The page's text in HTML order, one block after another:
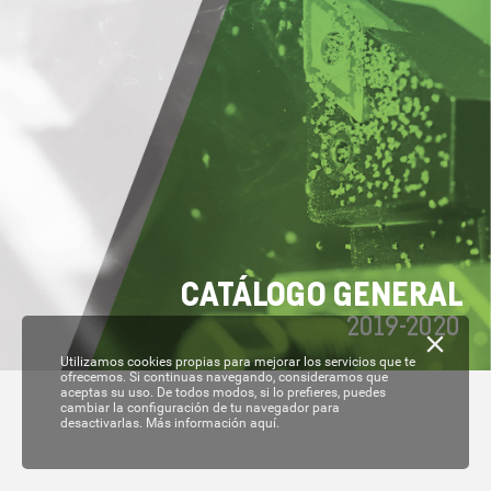
2019-2020
CATÁLOGO GENERAL
Utilizamos cookies propias para mejorar los servicios que te
ofrecemos. Si continuas navegando, consideramos que
aceptas su uso. De todos modos, si lo prefieres, puedes
cambiar la configuración de tu navegador para
desactivarlas. Más información aquí.